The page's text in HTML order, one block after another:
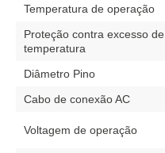
Temperatura de operação
Proteção contra excesso de
temperatura
Diâmetro Pino
Cabo de conexão AC
Voltagem de operação